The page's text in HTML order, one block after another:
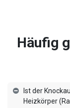
Häufig
Ist der
Heizkörper